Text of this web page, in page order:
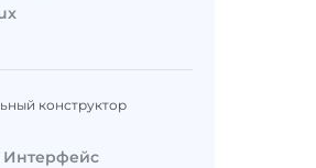
конструктор
Интерфейс